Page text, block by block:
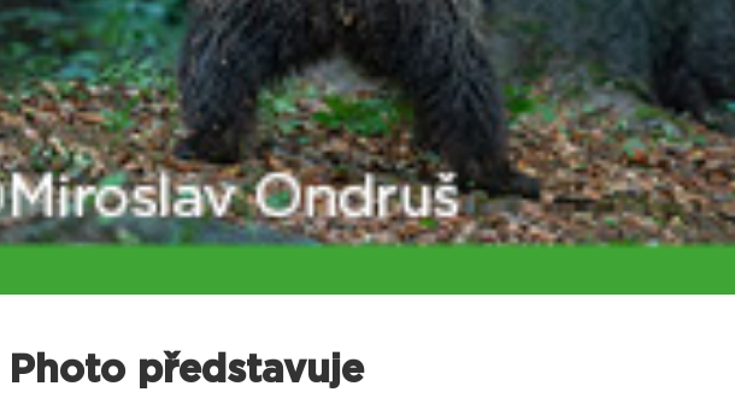
představuje